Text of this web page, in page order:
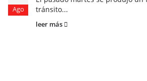
Ago
tránsito...
leer más